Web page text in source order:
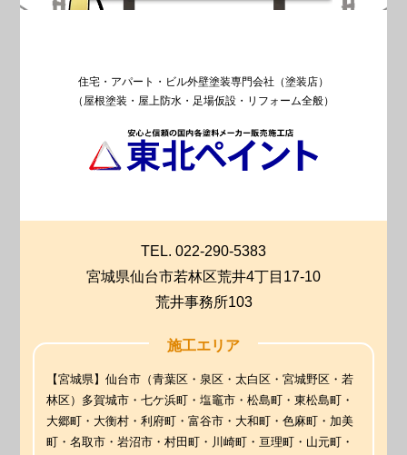
住宅・アパート・ビル外壁塗装専門会社（塗装店）
（屋根塗装・屋上防水・足場仮設・リフォーム全般）
TEL. 022-290-5383
宮城県仙台市若林区荒井4丁目17-10
荒井事務所103
施工エリア
【宮城県】仙台市（青葉区・泉区・太白区・宮城野区・若
林区）多賀城市・七ケ浜町・塩竈市・松島町・東松島町・
大郷町・大衡村・利府町・富谷市・大和町・色麻町・加美
町・名取市・岩沼市・村田町・川崎町・亘理町・山元町・